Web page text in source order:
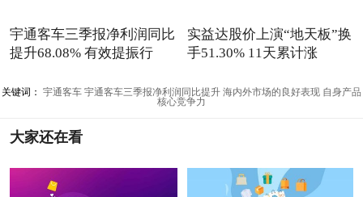
宇通客车三季报净利润同比
提升68.08% 有效提振行
实益达股价上演“地天板”换
手51.30% 11天累计涨
关键词： 宇通客车 宇通客车三季报净利润同比提升 海内外市场的良好表现 自身产品
核心竞争力
大家还在看